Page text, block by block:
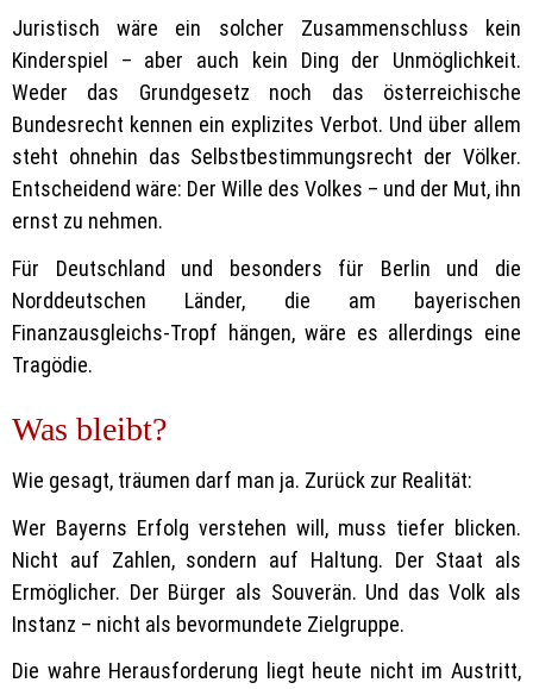
Juristisch wäre ein solcher Zusammenschluss kein
Kinderspiel – aber auch kein Ding der Unmöglichkeit.
Weder das Grundgesetz noch das österreichische
Bundesrecht kennen ein explizites Verbot. Und über allem
steht ohnehin das Selbstbestimmungsrecht der Völker.
Entscheidend wäre: Der Wille des Volkes – und der Mut, ihn
ernst zu nehmen.
Für Deutschland und besonders für Berlin und die
Norddeutschen Länder, die am bayerischen
Finanzausgleichs-Tropf hängen, wäre es allerdings eine
Tragödie.
Was bleibt?
Wie gesagt, träumen darf man ja. Zurück zur Realität:
Wer Bayerns Erfolg verstehen will, muss tiefer blicken.
Nicht auf Zahlen, sondern auf Haltung. Der Staat als
Ermöglicher. Der Bürger als Souverän. Und das Volk als
Instanz – nicht als bevormundete Zielgruppe.
Die wahre Herausforderung liegt heute nicht im Austritt,